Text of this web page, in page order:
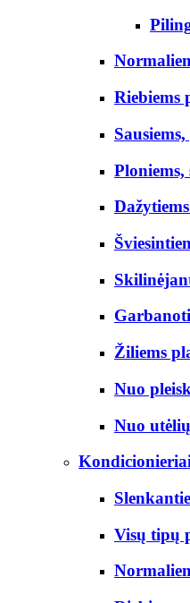
Riebiems
Žiliems
Nuo
Nuo utėlių
Visų tipų